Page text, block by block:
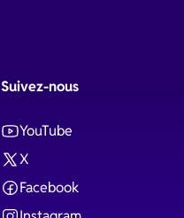
Suivez-nous
YouTube
X
Facebook